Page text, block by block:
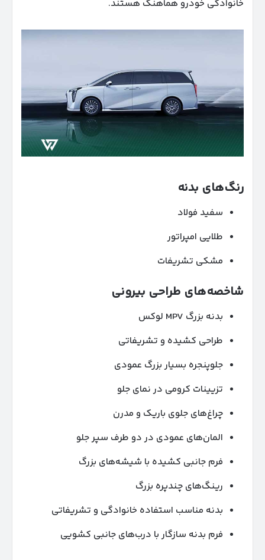
خانوادگی خودرو هماهنگ هستند.
رنگ‌های بدنه
سفید فولاد
طلایی امپراتور
مشکی تشریفات
شاخصه‌های طراحی بیرونی
بدنه بزرگ MPV لوکس
طراحی کشیده و تشریفاتی
جلوپنجره بسیار بزرگ عمودی
تزیینات کرومی در نمای جلو
چراغ‌های جلوی باریک و مدرن
المان‌های عمودی در دو طرف سپر جلو
فرم جانبی کشیده با شیشه‌های بزرگ
رینگ‌های چندپره بزرگ
بدنه مناسب استفاده خانوادگی و تشریفاتی
فرم بدنه سازگار با درب‌های جانبی کشویی